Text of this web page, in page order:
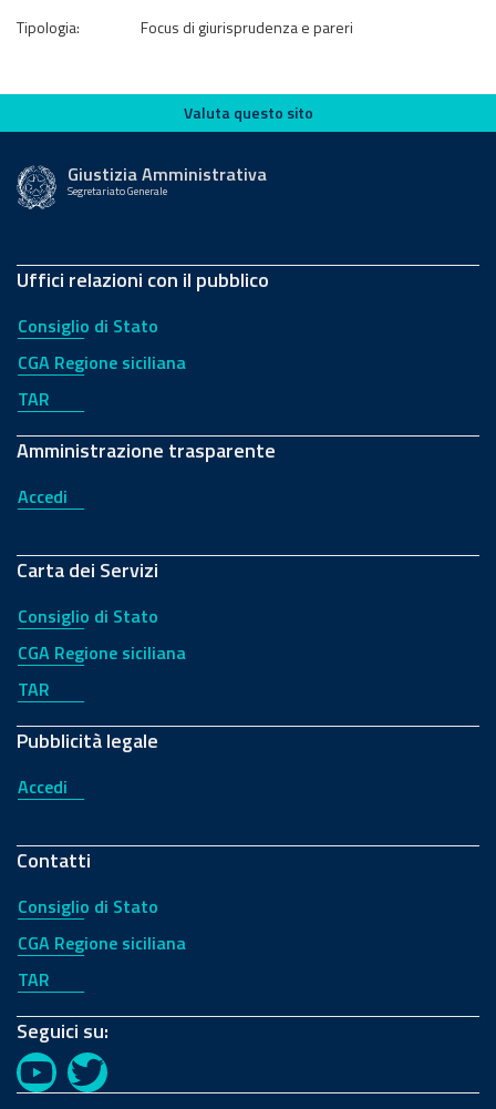
Tipologia:
Focus di giurisprudenza e pareri
Valuta questo sito
Valuta questo sito
Giustizia Amministrativa
Segretariato Generale
Uffici relazioni con il pubblico
Consiglio di Stato
CGA Regione siciliana
TAR
Amministrazione trasparente
Accedi
Carta dei Servizi
Consiglio di Stato
CGA Regione siciliana
TAR
Pubblicità legale
Accedi
Contatti
Consiglio di Stato
CGA Regione siciliana
TAR
Seguici su:
YouTubeTwitter